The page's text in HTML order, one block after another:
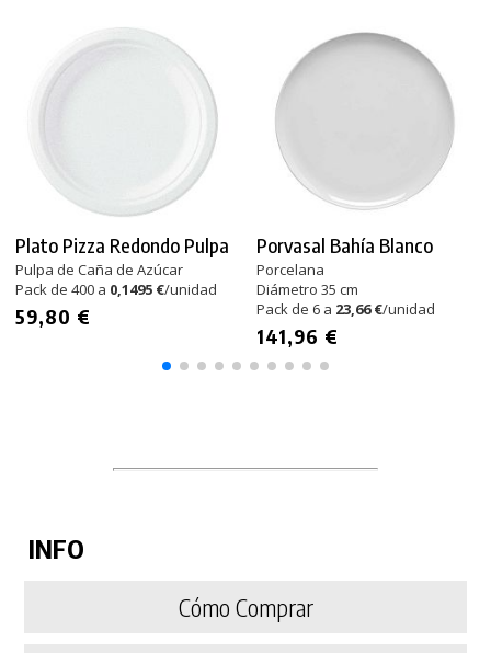
Plato Pizza Redondo Pulpa
Pulpa de Caña de Azúcar
Pack de 400 a 0,1495 €/unidad
59,80 €
Porvasal Bahía Blanco
Porcelana
Diámetro 35 cm
Pack de 6 a 23,66 €/unidad
141,96 €
INFO
Cómo Comprar